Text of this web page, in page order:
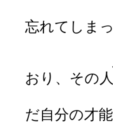
しかし
忘れてしま
おり、その
だ自分の才